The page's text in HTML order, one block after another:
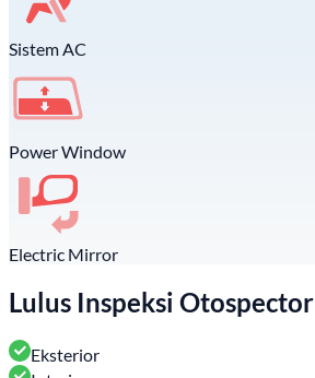
Sistem AC
Power Window
Electric Mirror
Lulus Inspeksi Otospector
Eksterior